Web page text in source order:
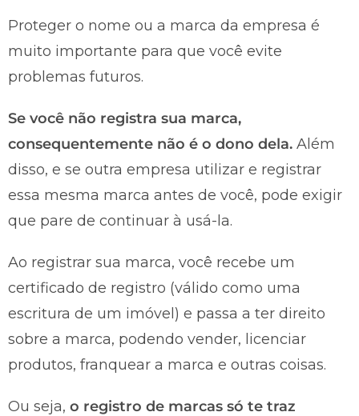
Proteger o nome ou a marca da empresa é
muito importante para que você evite
problemas futuros.
Se você não registra sua marca,
consequentemente não é o dono dela. Além
disso, e se outra empresa utilizar e registrar
essa mesma marca antes de você, pode exigir
que pare de continuar à usá-la.
Ao registrar sua marca, você recebe um
certificado de registro (válido como uma
escritura de um imóvel) e passa a ter direito
sobre a marca, podendo vender, licenciar
produtos, franquear a marca e outras coisas.
Ou seja, o registro de marcas só te traz